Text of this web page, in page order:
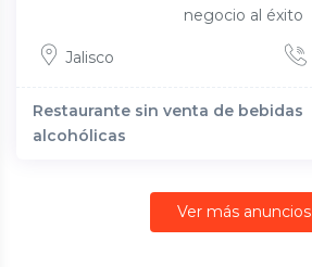
negocio al éxito
Jalisco
Restaurante sin venta de bebidas
alcohólicas
Ver más anuncios